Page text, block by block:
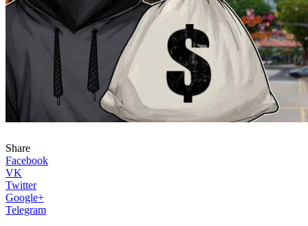
Share
Facebook
VK
Twitter
Google+
Telegram